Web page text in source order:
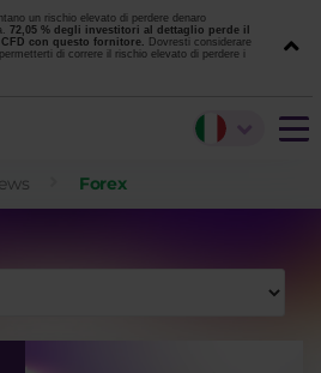
un rischio elevato di perdere denaro
72,05 % degli investitori al dettaglio perde il
con questo fornitore. Dovresti considerare
di correre il rischio elevato di perdere i
Forex